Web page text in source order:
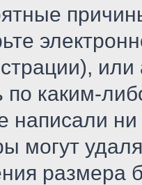
по каким-
написали
могут
размера